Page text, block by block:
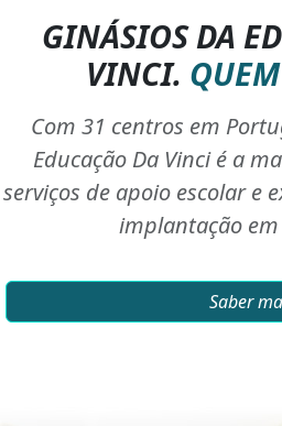
GINÁSIOS DA
VINCI.
Com 31 centros em
Educação Da Vinci é a
serviços de apoio escolar e
implantação
Saber